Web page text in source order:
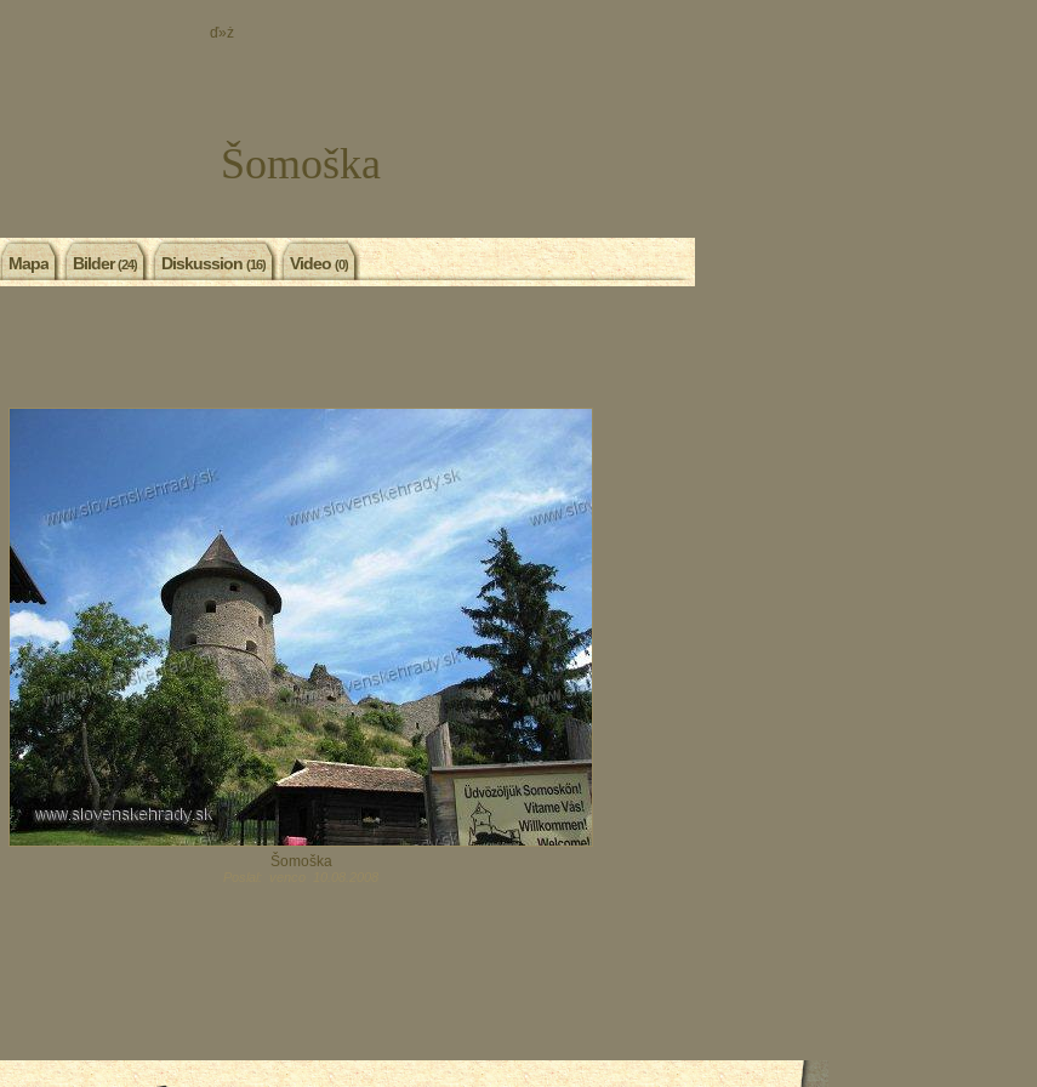
ď»ż
Šomoška
Mapa Bilder(24) Diskussion(16) Video(0)
Šomoška